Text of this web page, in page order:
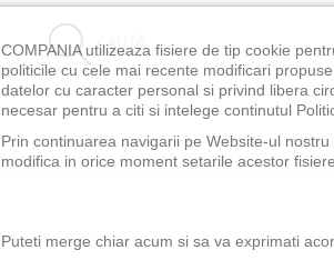
CAUTĂ
COMPANIA utilizeaza fisiere de tip cookie
politicile cu cele mai recente modificari
datelor cu caracter personal si privind libera
necesar pentru a citi si intelege continutul
Prin continuarea navigarii pe Website-ul
modifica in orice moment setarile acestor
Puteti merge chiar acum si sa va exprimati